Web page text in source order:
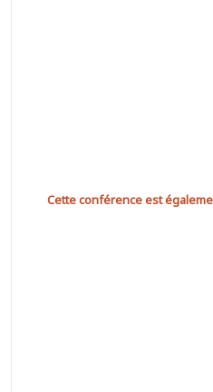
Cette conférence est